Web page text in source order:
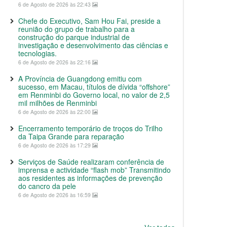
6 de Agosto de 2026 às 22:43
Chefe do Executivo, Sam Hou Fai, preside a
reunião do grupo de trabalho para a
construção do parque industrial de
investigação e desenvolvimento das ciências e
tecnologias.
6 de Agosto de 2026 às 22:16
A Província de Guangdong emitiu com
sucesso, em Macau, títulos de dívida “offshore”
em Renminbi do Governo local, no valor de 2,5
mil milhões de Renminbi
6 de Agosto de 2026 às 22:00
Encerramento temporário de troços do Trilho
da Taipa Grande para reparação
6 de Agosto de 2026 às 17:29
Serviços de Saúde realizaram conferência de
imprensa e actividade “flash mob” Transmitindo
aos residentes as informações de prevenção
do cancro da pele
6 de Agosto de 2026 às 16:59